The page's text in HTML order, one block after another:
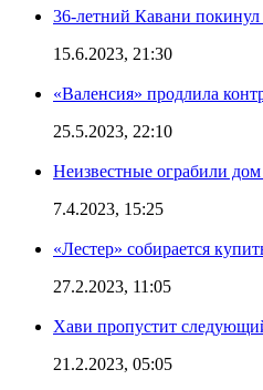
36-летний Кавани
15.6.2023, 21:30
«Валенсия» продлила
25.5.2023, 22:10
Неизвестные ограбили
7.4.2023, 15:25
«Лестер» собирается
27.2.2023, 11:05
Хави пропустит
21.2.2023, 05:05